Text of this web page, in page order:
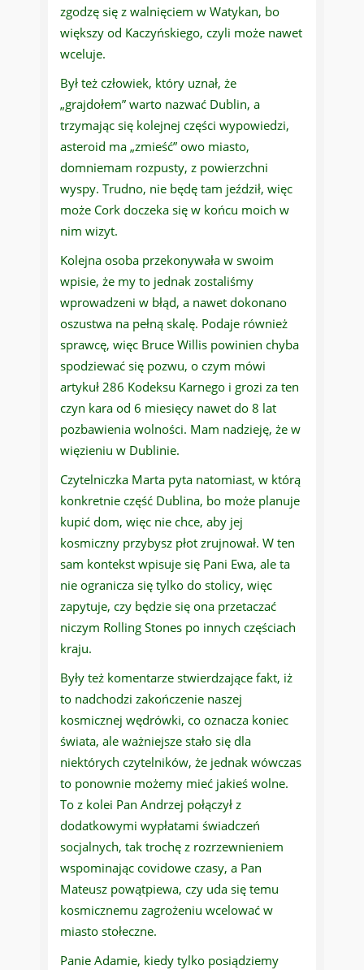
zgodzę się z walnięciem w Watykan, bo
większy od Kaczyńskiego, czyli może nawet
wceluje.
Był też człowiek, który uznał, że
„grajdołem” warto nazwać Dublin, a
trzymając się kolejnej części wypowiedzi,
asteroid ma „zmieść” owo miasto,
domniemam rozpusty, z powierzchni
wyspy. Trudno, nie będę tam jeździł, więc
może Cork doczeka się w końcu moich w
nim wizyt.
Kolejna osoba przekonywała w swoim
wpisie, że my to jednak zostaliśmy
wprowadzeni w błąd, a nawet dokonano
oszustwa na pełną skalę. Podaje również
sprawcę, więc Bruce Willis powinien chyba
spodziewać się pozwu, o czym mówi
artykuł 286 Kodeksu Karnego i grozi za ten
czyn kara od 6 miesięcy nawet do 8 lat
pozbawienia wolności. Mam nadzieję, że w
więzieniu w Dublinie.
Czytelniczka Marta pyta natomiast, w którą
konkretnie część Dublina, bo może planuje
kupić dom, więc nie chce, aby jej
kosmiczny przybysz płot zrujnował. W ten
sam kontekst wpisuje się Pani Ewa, ale ta
nie ogranicza się tylko do stolicy, więc
zapytuje, czy będzie się ona przetaczać
niczym Rolling Stones po innych częściach
kraju.
Były też komentarze stwierdzające fakt, iż
to nadchodzi zakończenie naszej
kosmicznej wędrówki, co oznacza koniec
świata, ale ważniejsze stało się dla
niektórych czytelników, że jednak wówczas
to ponownie możemy mieć jakieś wolne.
To z kolei Pan Andrzej połączył z
dodatkowymi wypłatami świadczeń
socjalnych, tak trochę z rozrzewnieniem
wspominając covidowe czasy, a Pan
Mateusz powątpiewa, czy uda się temu
kosmicznemu zagrożeniu wcelować w
miasto stołeczne.
Panie Adamie, kiedy tylko posiądziemy